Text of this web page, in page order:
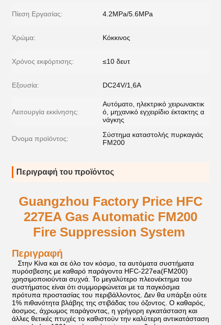
Πίεση Εργασίας: 4.2MPa/5.6MPa
Χρώμα: Κόκκινος
Χρόνος εκφόρτισης: ≤10 δευτ
Εξουσία: DC24V/1,6A
Λειτουργία εκκίνησης:
Αυτόματο, ηλεκτρικό χειρωνακτικ
ό, μηχανικό εγχειρίδιο έκτακτης α
νάγκης
Όνομα προϊόντος:
Σύστημα καταστολής πυρκαγιάς
FM200
Περιγραφή του προϊόντος
Guangzhou Factory Price HFC
227EA Gas Automatic FM200
Fire Suppression System
Περιγραφή
Στην Κίνα και σε όλο τον κόσμο, τα αυτόματα συστήματα
πυρόσβεσης με καθαρό παράγοντα HFC-227ea(FM200)
χρησιμοποιούνται συχνά. Το μεγαλύτερο πλεονέκτημα του
συστήματος είναι ότι συμμορφώνεται με τα παγκόσμια
πρότυπα προστασίας του περιβάλλοντος. Δεν θα υπάρξει ούτε
1% πιθανότητα βλάβης της στιβάδας του όζοντος. Ο καθαρός,
άοσμος, άχρωμος παράγοντας, η γρήγορη εγκατάσταση και
άλλες θετικές πτυχές το καθιστούν την καλύτερη αντικατάσταση